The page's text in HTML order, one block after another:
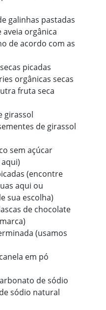
galinhas pastadas
aveia orgânica
de acordo com as
picadas
orgânicas secas
fruta seca
girassol
de girassol
sem açúcar
(encontre
aqui ou
sua escolha)
de chocolate
(usamos
em pó
de sódio
sódio natural